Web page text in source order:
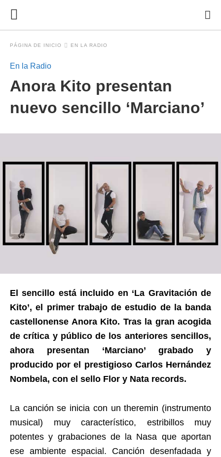
PÁGINA DE INICIO EN LA RADIO
En la Radio
Anora Kito presentan
nuevo sencillo ‘Marciano’
El sencillo está incluido en ‘La Gravitación de
Kito’, el primer trabajo de estudio de la banda
castellonense Anora Kito. Tras la gran acogida
de crítica y público de los anteriores sencillos,
ahora presentan ‘Marciano’ grabado y
producido por el prestigioso Carlos Hernández
Nombela, con el sello Flor y Nata records.
La canción se inicia con un theremin (instrumento
musical) muy característico, estribillos muy
potentes y grabaciones de la Nasa que aportan
ese ambiente espacial. Canción desenfadada y